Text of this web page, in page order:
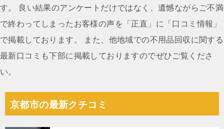
ン
す。 良い結果のアンケートだけではなく、遺憾ながらご不満
で終わってしまったお客様の声を「正直」に「口コミ情報」
で掲載しております。 また、他地域での不用品回収に関する
最新口コミも下部に掲載しておりますのでぜひご覧くださ
い。
京都市の最新クチコミ